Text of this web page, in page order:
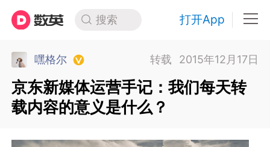
搜索 打开App
嘿格尔 转载 2015年12月17日
京东新媒体运营手记：我们每天转
载内容的意义是什么？